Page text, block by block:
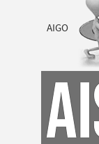
AIGO